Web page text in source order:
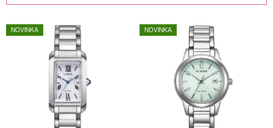
z
e
n
V
ý
NOVINKA NOVINKA